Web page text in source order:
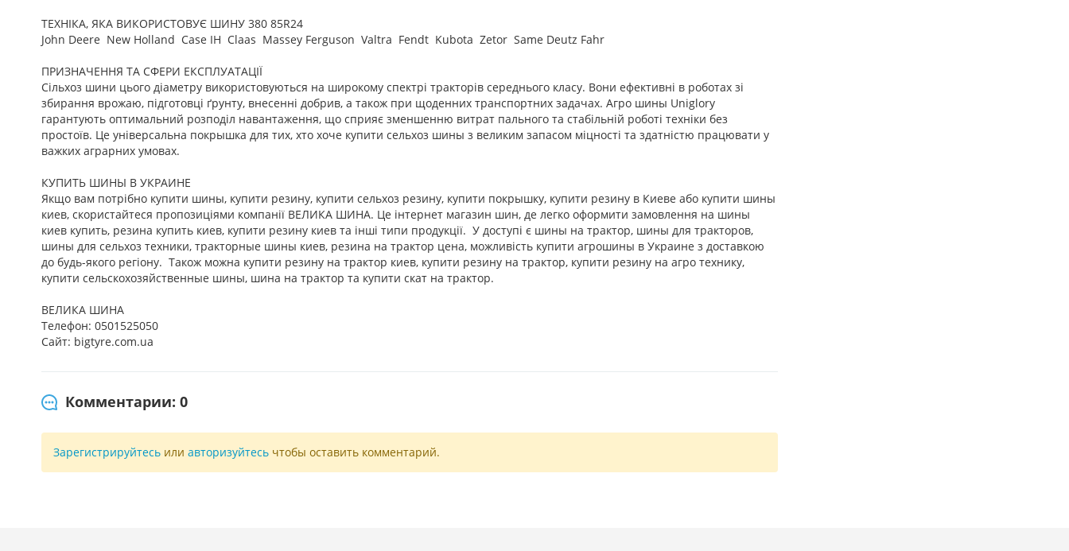
ТЕХНІКА, ЯКА ВИКОРИСТОВУЄ ШИНУ 380 85R24
John Deere New Holland Case IH Claas Massey Ferguson Valtra Fendt Kubota Zetor Same Deutz Fahr
ПРИЗНАЧЕННЯ ТА СФЕРИ ЕКСПЛУАТАЦІЇ
Сільхоз шини цього діаметру використовуються на широкому спектрі тракторів середнього класу. Вони ефективні в роботах зі
збирання врожаю, підготовці ґрунту, внесенні добрив, а також при щоденних транспортних задачах. Агро шины Uniglory
гарантують оптимальний розподіл навантаження, що сприяє зменшенню витрат пального та стабільній роботі техніки без
простоїв. Це універсальна покрышка для тих, хто хоче купити сельхоз шины з великим запасом міцності та здатністю працювати у
важких аграрних умовах.
КУПИТЬ ШИНЫ В УКРАИНЕ
Якщо вам потрібно купити шины, купити резину, купити сельхоз резину, купити покрышку, купити резину в Киеве або купити шины
киев, скористайтеся пропозиціями компанії ВЕЛИКА ШИНА. Це інтернет магазин шин, де легко оформити замовлення на шины
киев купить, резина купить киев, купити резину киев та інші типи продукції. У доступі є шины на трактор, шины для тракторов,
шины для сельхоз техники, тракторные шины киев, резина на трактор цена, можливість купити агрошины в Украине з доставкою
до будь-якого регіону. Також можна купити резину на трактор киев, купити резину на трактор, купити резину на агро технику,
купити сельскохозяйственные шины, шина на трактор та купити скат на трактор.
ВЕЛИКА ШИНА
Телефон: 0501525050
Сайт: bigtyre.com.ua
Комментарии: 0
Зарегистрируйтесь или авторизуйтесь чтобы оставить комментарий.